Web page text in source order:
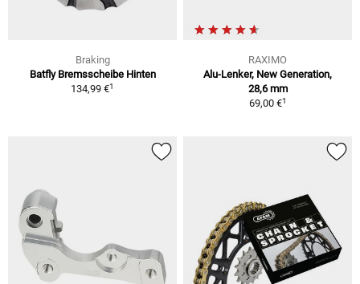
Braking
Batfly Bremsscheibe Hinten
134,99 €1
RAXIMO
Alu-Lenker, New Generation,
28,6 mm
69,00 €1